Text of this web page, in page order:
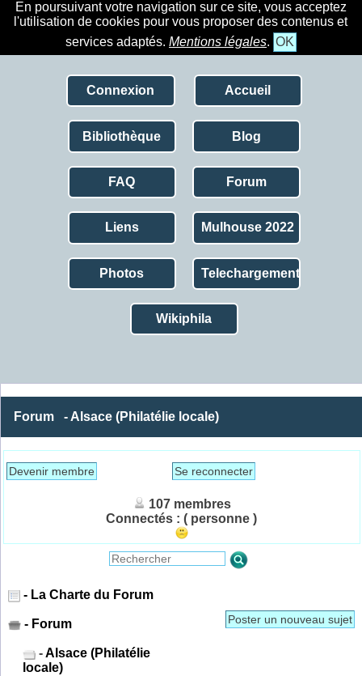
En poursuivant votre navigation sur ce site, vous acceptez
l'utilisation de cookies pour vous proposer des contenus et
services adaptés. Mentions légales. OK
Connexion Accueil
Bibliothèque Blog
FAQ Forum
Liens Mulhouse 2022
Photos Telechargement
Wikiphila
Forum - Alsace (Philatélie locale)
Devenir membre Se reconnecter
107 membres
Connectés : ( personne )
- La Charte du Forum
- Forum
-Alsace (Philatélie
locale)
Poster un nouveau sujet